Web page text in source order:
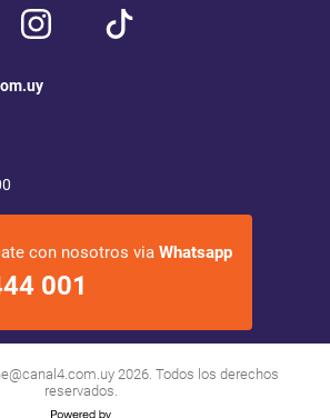
con nosotros via Whatsapp
001
2026. Todos los derechos
reservados.